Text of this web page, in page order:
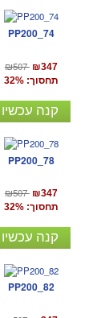
PP200_74
₪507 ₪347
תחסוך: 32%
קנה עכשיו
PP200_78
₪507 ₪347
תחסוך: 32%
קנה עכשיו
PP200_82